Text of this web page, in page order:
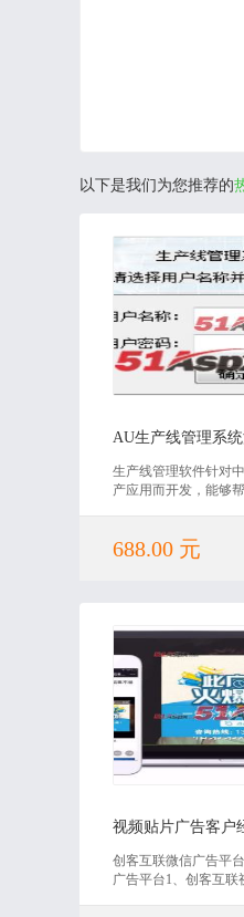
以下是我们为您推荐的
AU生产线管理系
生产线管理软件针对
产应用而开发，能够
体化管理工作。提高
时、准确、全面的生
688.00 元
视频贴片广告客户
创客互联微信广告平
广告平台1、创客互联